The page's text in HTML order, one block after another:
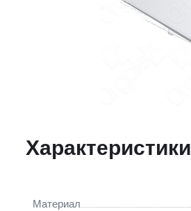
Характеристики
Материал